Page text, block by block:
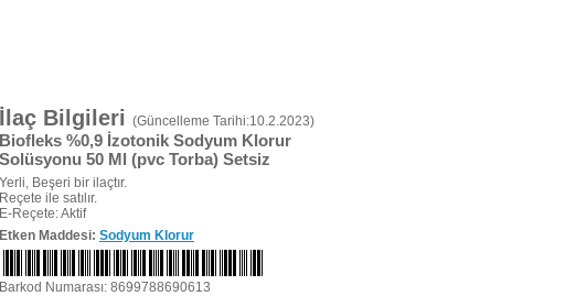
İlaç Bilgileri (Güncelleme Tarihi:10.2.2023)
Biofleks %0,9 İzotonik Sodyum Klorur
Solüsyonu 50 Ml (pvc Torba) Setsiz
Yerli, Beşeri bir ilaçtır.
Reçete ile satılır.
E-Reçete: Aktif
Etken Maddesi: Sodyum Klorur
Barkod Numarası: 8699788690613